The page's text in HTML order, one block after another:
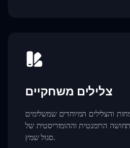
צלילים משחקיים
והצלילים המיוחדים שמשלימים
הרומנטית וההומוריסטית של
סגול שמץ.